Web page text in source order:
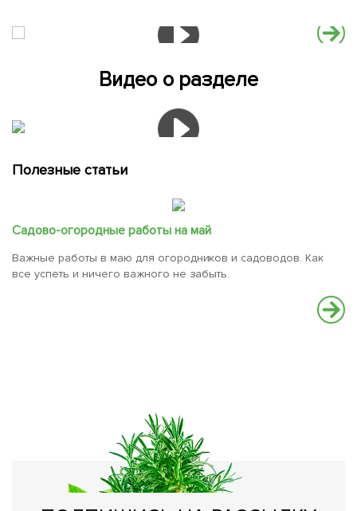
Видео о разделе
Полезные статьи
Садово-огородные работы на май
Важные работы в маю для огородников и садоводов. Как
все успеть и ничего важного не забыть.